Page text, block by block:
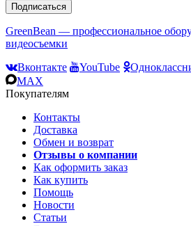
Подписаться
GreenBean — профессиональное
видеосъемки
Вконтакте
YouTube
MAX
Покупателям
Контакты
Доставка
Обмен и возврат
Отзывы о компании
Как оформить заказ
Как купить
Помощь
Новости
Статьи